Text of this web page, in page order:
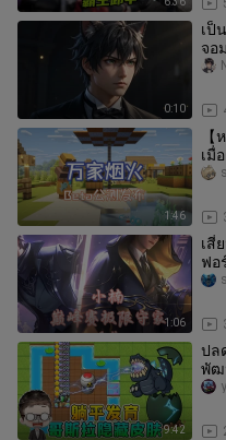
0:10
เป็
จอ
1:46
เมื่
หมู่
1:06
เสี่
ฟอ
จุด
9:42
ปล
พัฒ
สา